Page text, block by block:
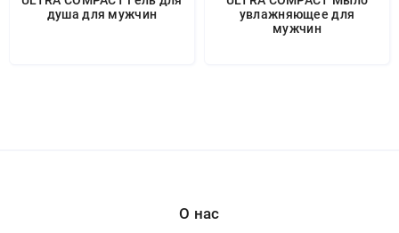
душа для мужчин
увлажняющее для
мужчин
О нас